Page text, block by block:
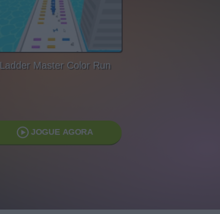
Ladder Master Color Run
JOGUE AGORA